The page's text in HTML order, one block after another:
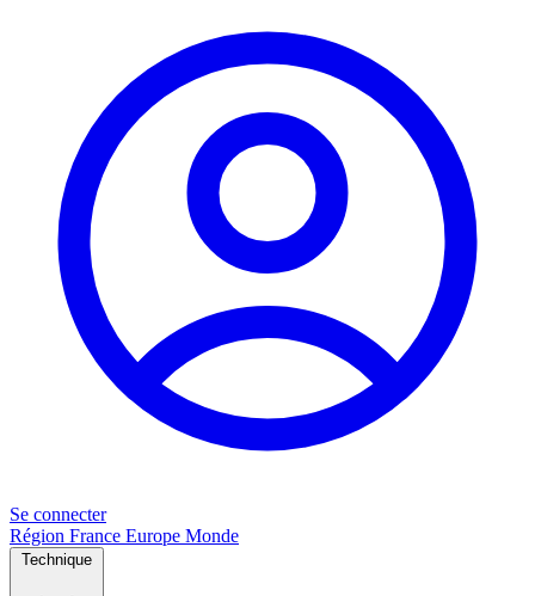
Se connecter
Région France Europe Monde
Technique